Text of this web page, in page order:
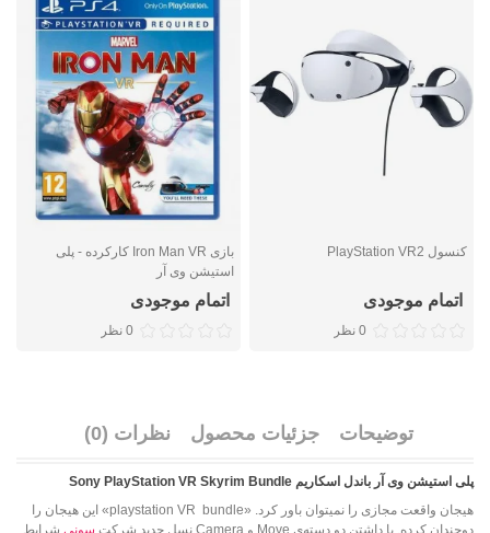
کنسول PlayStation VR2
اتمام موجودی
0 نظر
بازی Iron Man VR کارکرده - پلی
استیشن وی آر
اتمام موجودی
0 نظر
توضیحات جزئیات محصول نظرات (0)
پلی استیشن وی آر باندل اسکاریم Sony PlayStation VR Skyrim Bundle
هیجان واقعت مجازی را نمیتوان باور کرد. «playstation VR bundle» این هیجان را
دو‌چندان کرده. با داشتن دو دسته‌ی Move و Camera نسل جدید شرکت
سونی شرایط